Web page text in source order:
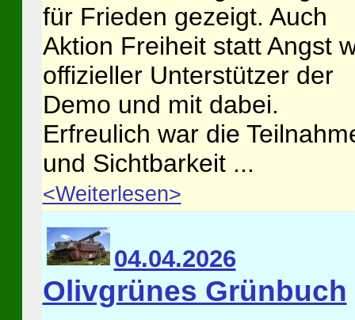
für Frieden gezeigt. Auch
Aktion Freiheit statt Angst
offizieller Unterstützer der
Demo und mit dabei.
Erfreulich war die
und Sichtbarkeit ...
<Weiterlesen>
04.04.2026
Olivgrünes Grünbuch